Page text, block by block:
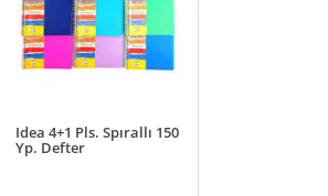
Idea 4+1 Pls. Spırallı 150
Yp. Defter